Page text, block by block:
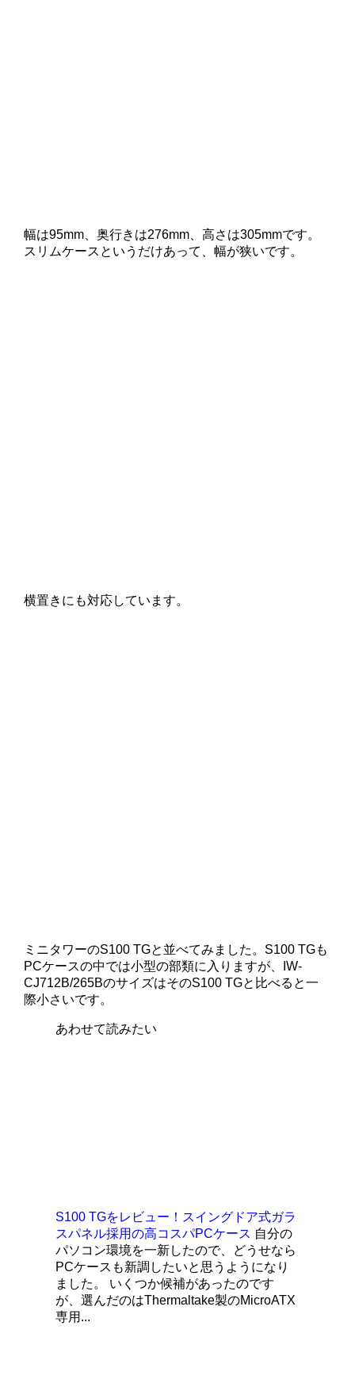
幅は95mm、奥行きは276mm、高さは305mmです。
スリムケースというだけあって、幅が狭いです。
横置きにも対応しています。
ミニタワーのS100 TGと並べてみました。S100 TGも
PCケースの中では小型の部類に入りますが、IW-
CJ712B/265BのサイズはそのS100 TGと比べると一
際小さいです。
あわせて読みたい
S100 TGをレビュー！スイングドア式ガラ
スパネル採用の高コスパPCケース 自分の
パソコン環境を一新したので、どうせなら
PCケースも新調したいと思うようになり
ました。 いくつか候補があったのです
が、選んだのはThermaltake製のMicroATX
専用...